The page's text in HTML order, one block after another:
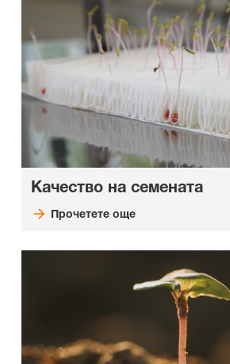
Качество на семената
Прочетете още